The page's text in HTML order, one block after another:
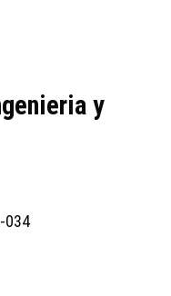
y
034